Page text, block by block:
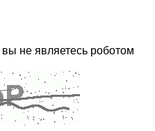
не являетесь роботом